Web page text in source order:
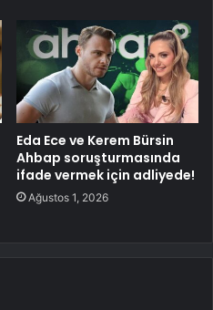
Eda Ece ve Kerem Bürsin
Ahbap soruşturmasında
ifade vermek için adliyede!
Ağustos 1, 2026